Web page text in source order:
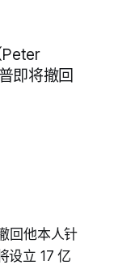
Peter
即将撤回
回他本人针
设立 17 亿